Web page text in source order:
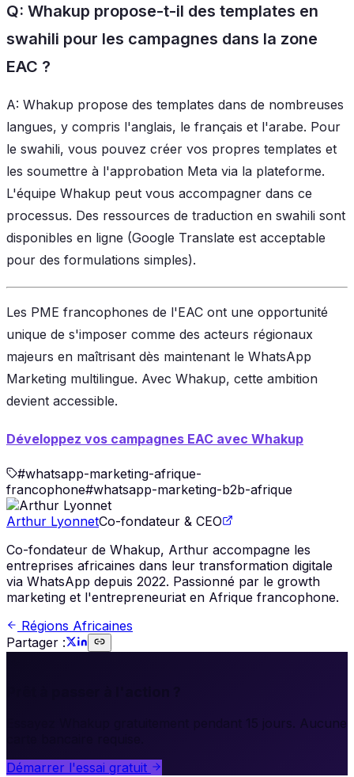
Q: Whakup propose-t-il des templates en
swahili pour les campagnes dans la zone
EAC ?
A: Whakup propose des templates dans de nombreuses
langues, y compris l'anglais, le français et l'arabe. Pour
le swahili, vous pouvez créer vos propres templates et
les soumettre à l'approbation Meta via la plateforme.
L'équipe Whakup peut vous accompagner dans ce
processus. Des ressources de traduction en swahili sont
disponibles en ligne (Google Translate est acceptable
pour des formulations simples).
Les PME francophones de l'EAC ont une opportunité
unique de s'imposer comme des acteurs régionaux
majeurs en maîtrisant dès maintenant le WhatsApp
Marketing multilingue. Avec Whakup, cette ambition
devient accessible.
Développez vos campagnes EAC avec Whakup
#whatsapp-marketing-afrique-
francophone#whatsapp-marketing-b2b-afrique
Arthur LyonnetCo-fondateur & CEO
Co-fondateur de Whakup, Arthur accompagne les
entreprises africaines dans leur transformation digitale
via WhatsApp depuis 2022. Passionné par le growth
marketing et l'entrepreneuriat en Afrique francophone.
Régions Africaines
Partager :
Essayez Whakup gratuitement pendant 15 jours. Aucune
Démarrer l'essai gratuit